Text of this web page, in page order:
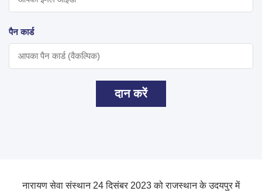
पैन कार्ड
दान करें
नारायण सेवा संस्थान 24 दिसंबर 2023 को राजस्थान के उदयपुर में